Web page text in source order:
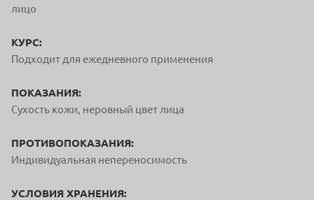
лицо
КУРС:
Подходит для ежедневного применения
ПОКАЗАНИЯ:
Сухость кожи, неровный цвет лица
ПРОТИВОПОКАЗАНИЯ:
Индивидуальная непереносимость
УСЛОВИЯ ХРАНЕНИЯ: